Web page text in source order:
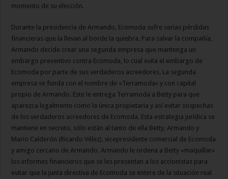
momento de su elección.
Durante la presidencia de Armando, Ecomoda sufre serias pérdidas
financieras que la llevan al borde la quiebra. Para salvar la compañía,
Armando decide crear una segunda empresa que mantenga un
embargo preventivo contra Ecomoda, lo cual evita el embargo de
Ecomoda por parte de sus verdaderos acreedores. La segunda
empresa se funda con el nombre de «Terramoda» y con capital
propio de Armando. Este le entrega Terramoda a Betty para que
aparezca legalmente como la única propietaria y así evitar sospechas
de los verdaderos acreedores de Ecomoda. Esta estrategia jurídica se
mantiene en secreto, sólo están al tanto de ella Betty, Armando y
Mario Calderón (Ricardo Vélez), vicepresidente comercial de Ecomoda
y amigo cercano de Armando. Armando le ordena a Betty «maquillar»
los informes financieros que se les presentan a los accionistas para
evitar que la junta directiva de Ecomoda se entere de la situación real